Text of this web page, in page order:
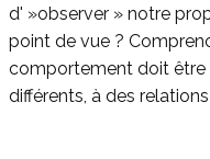
d' »observer » notre
point de vue ?
comportement doit être
différents, à des